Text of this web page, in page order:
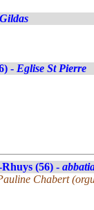
- Eglise St Pierre
(56) -
Chabert